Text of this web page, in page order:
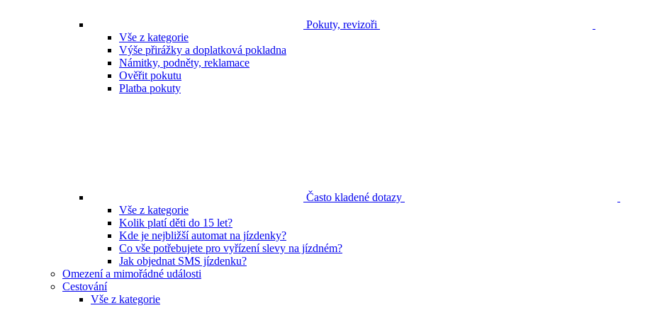
Pokuty, revizoři
Vše z kategorie
Výše přirážky a doplatková pokladna
Námitky, podněty, reklamace
Ověřit pokutu
Platba pokuty
Často kladené dotazy
Vše z kategorie
Kolik platí děti do 15 let?
Kde je nejbližší automat na jízdenky?
Co vše potřebujete pro vyřízení slevy na jízdném?
Jak objednat SMS jízdenku?
Omezení a mimořádné události
Cestování
Vše z kategorie